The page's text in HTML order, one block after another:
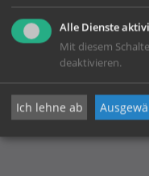
Alle Dienste
Mit diesem
deaktivieren.
Ich lehne ab